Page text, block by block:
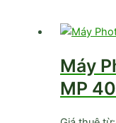
Máy
MP